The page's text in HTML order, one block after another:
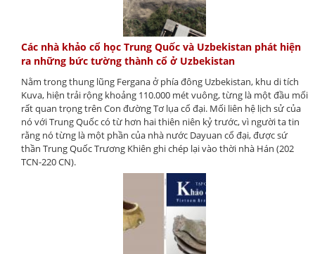
Các nhà khảo cổ học Trung Quốc và Uzbekistan phát hiện
ra những bức tường thành cổ ở Uzbekistan
Nằm trong thung lũng Fergana ở phía đông Uzbekistan, khu di tích
Kuva, hiện trải rộng khoảng 110.000 mét vuông, từng là một đầu mối
rất quan trọng trên Con đường Tơ lụa cổ đại. Mối liên hệ lịch sử của
nó với Trung Quốc có từ hơn hai thiên niên kỷ trước, vì người ta tin
rằng nó từng là một phần của nhà nước Dayuan cổ đại, được sứ
thần Trung Quốc Trương Khiên ghi chép lại vào thời nhà Hán (202
TCN-220 CN).